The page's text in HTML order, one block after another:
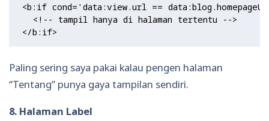
<b:if cond='data:view.url ==
  <!-- tampil hanya di halaman tertentu -->
Paling sering saya pakai kalau pengen halaman
“Tentang” punya gaya tampilan sendiri.
8. Halaman Label